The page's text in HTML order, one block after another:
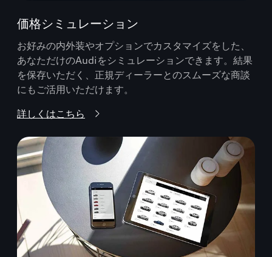
価格シミュレーション
お好みの内外装やオプションでカスタマイズをした、
あなただけのAudiをシミュレーションできます。結果
を保存いただく、正規ディーラーとのスムーズな商談
にもご活用いただけます。
詳しくはこちら